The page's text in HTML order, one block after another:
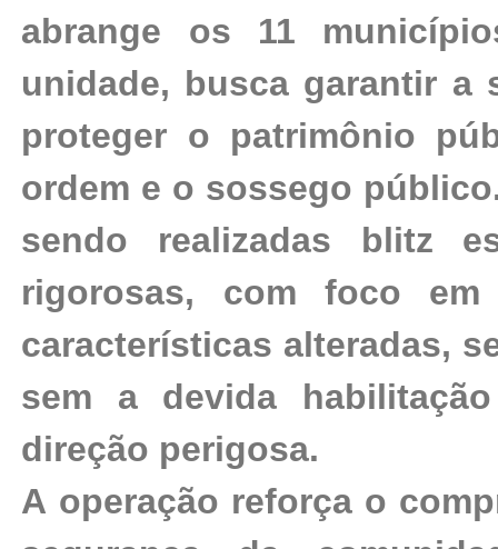
abrange os 11
unidade, busca garantir a
proteger o patrimônio
ordem e o sossego
sendo realizadas blitz
rigorosas, com foco em
características alteradas,
sem a devida
direção perigosa.
A operação reforça o